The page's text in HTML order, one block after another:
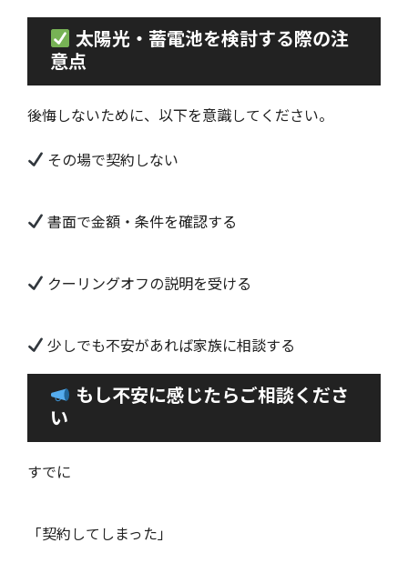
太陽光・蓄電池を検討する際の注
意点
後悔しないために、以下を意識してください。
その場で契約しない
書面で金額・条件を確認する
クーリングオフの説明を受ける
少しでも不安があれば家族に相談する
もし不安に感じたらご相談くださ
い
すでに
「契約してしまった」